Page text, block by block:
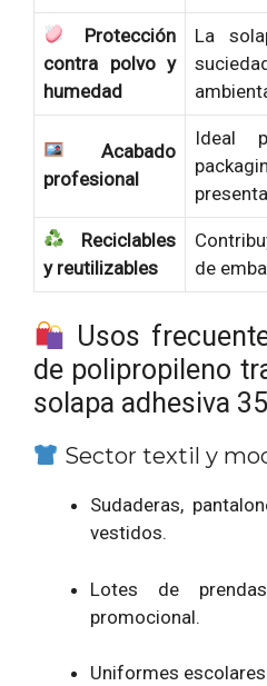
Protección
contra polvo y
humedad
La
Acabado
profesional
Ideal
Reciclables
y reutilizables
de
Usos
de polipropileno
solapa adhesiva
Sector textil y
Sudaderas,
vestidos.
Lotes de
promocional.
Uniformes